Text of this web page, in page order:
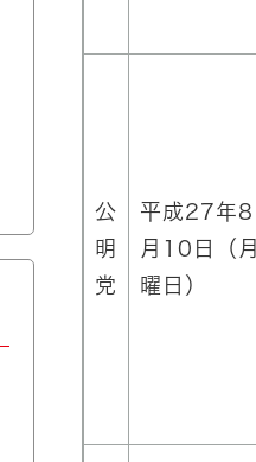
公
明
党
平成27年8
月10日（月
曜日）